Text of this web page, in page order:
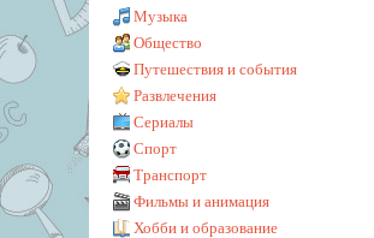
Музыка
Общество
Путешествия и события
Развлечения
Сериалы
Спорт
Транспорт
Фильмы и анимация
Хобби и образование